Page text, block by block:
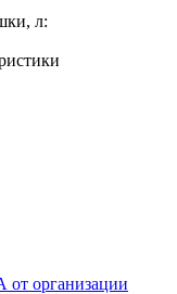
л:
от организации